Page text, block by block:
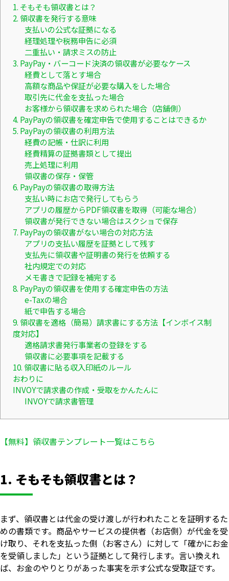
1. そもそも領収書とは？
2. 領収書を発行する意味
支払いの公式な証拠になる
経理処理や税務申告に必須
二重払い・請求ミスの防止
3. PayPay・バーコード決済の領収書が必要なケース
経費として落とす場合
高額な商品や保証が必要な購入をした場合
取引先に代金を支払った場合
お客様から領収書を求められた場合（店舗側）
4. PayPayの領収書を確定申告で使用することはできるか
5. PayPayの領収書の利用方法
経費の記帳・仕訳に利用
経費精算の証拠書類として提出
売上処理に利用
領収書の保存・保管
6. PayPayの領収書の取得方法
支払い時にお店で発行してもらう
アプリの履歴からPDF領収書を取得（可能な場合）
領収書が発行できない場合はスクショで保存
7. PayPayの領収書がない場合の対応方法
アプリの支払い履歴を証拠として残す
支払先に領収書や証明書の発行を依頼する
社内規定での対応
メモ書きで記録を補完する
8. PayPayの領収書を使用する確定申告の方法
e-Taxの場合
紙で申告する場合
9. 領収書を適格（簡易）請求書にする方法【インボイス制
度対応】
適格請求書発行事業者の登録をする
領収書に必要事項を記載する
10. 領収書に貼る収入印紙のルール
おわりに
INVOYで請求書の作成・受取をかんたんに
INVOYで請求書管理
【無料】領収書テンプレート一覧はこちら
1. そもそも領収書とは？
まず、領収書とは代金の受け渡しが行われたことを証明するた
めの書類です。商品やサービスの提供者（お店側）が代金を受
け取り、それを支払った側（お客さん）に対して「確かにお金
を受領しました」という証拠として発行します。言い換えれ
ば、お金のやりとりがあった事実を示す公式な受取証です。